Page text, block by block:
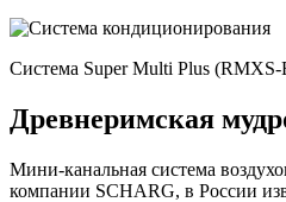
Система Super Multi Plus
Древнеримская
Мини-канальная система
компании SCHARG, в России